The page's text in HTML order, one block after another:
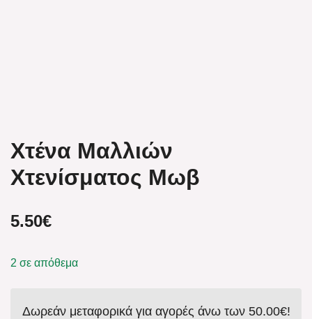
Χτένα Μαλλιών
Χτενίσματος Μωβ
5.50€
2 σε απόθεμα
Δωρεάν μεταφορικά για αγορές άνω των 50.00€!